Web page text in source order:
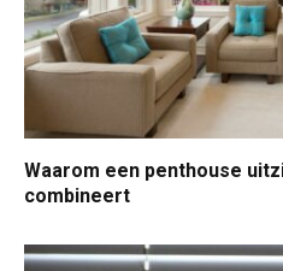
Waarom een penthouse
combineert